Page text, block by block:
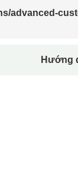
advanced-
Hướng